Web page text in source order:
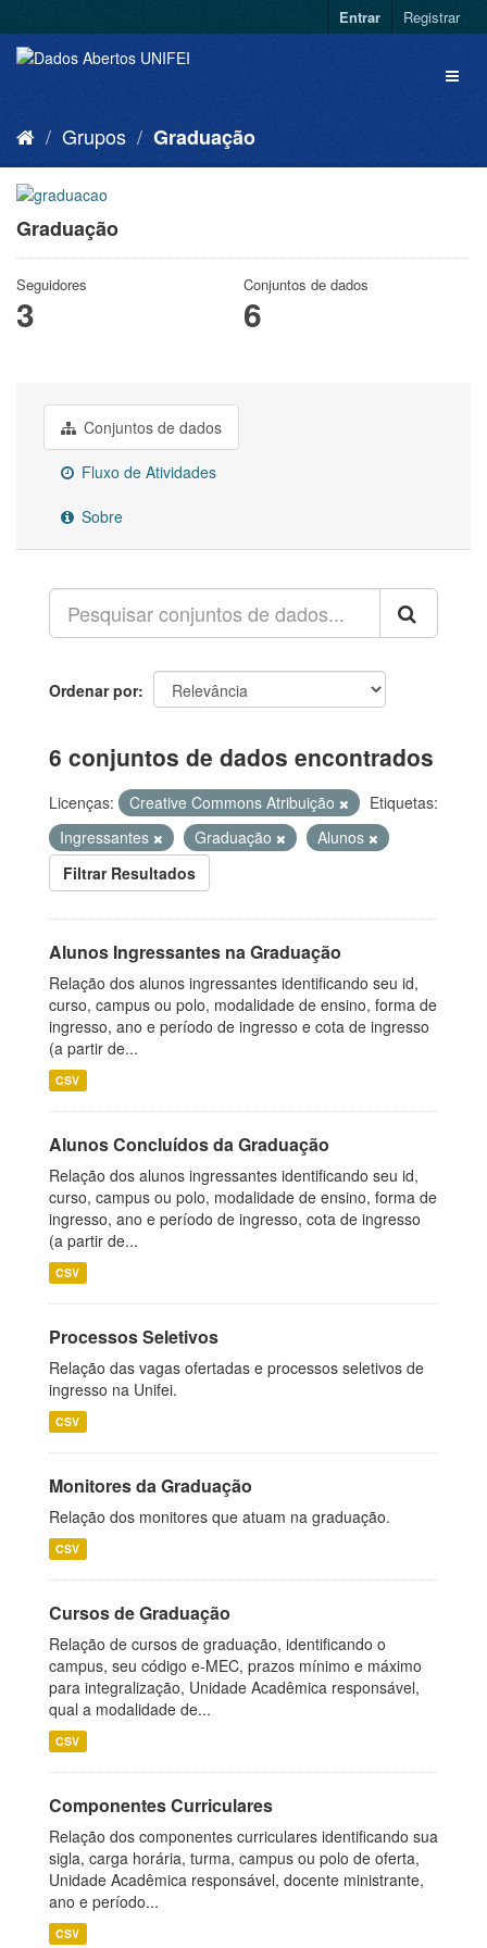
Entrar Registrar
Grupos Graduação
Graduação
Seguidores
3
Conjuntos de dados
6
Conjuntos de dados
Fluxo de Atividades
Sobre
Ordenar por
6 conjuntos de dados encontrados
Licenças: Creative Commons Atribuição
Etiquetas:
Ingressantes
Graduação
Alunos
Filtrar Resultados
Alunos Ingressantes na Graduação
Relação dos alunos ingressantes identificando seu id,
curso, campus ou polo, modalidade de ensino, forma de
ingresso, ano e período de ingresso e cota de ingresso
(a partir de...
CSV
Alunos Concluídos da Graduação
Relação dos alunos ingressantes identificando seu id,
curso, campus ou polo, modalidade de ensino, forma de
ingresso, ano e período de ingresso, cota de ingresso
(a partir de...
CSV
Processos Seletivos
Relação das vagas ofertadas e processos seletivos de
ingresso na Unifei.
CSV
Monitores da Graduação
Relação dos monitores que atuam na graduação.
CSV
Cursos de Graduação
Relação de cursos de graduação, identificando o
campus, seu código e-MEC, prazos mínimo e máximo
para integralização, Unidade Acadêmica responsável,
qual a modalidade de...
CSV
Componentes Curriculares
Relação dos componentes curriculares identificando sua
sigla, carga horária, turma, campus ou polo de oferta,
Unidade Acadêmica responsável, docente ministrante,
ano e período...
CSV